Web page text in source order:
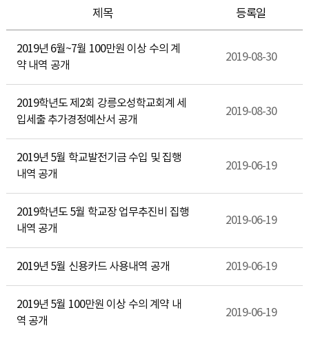
제목 등록일
2019년 6월~7월 100만원 이상 수의 계
약 내역 공개
2019-08-30
2019학년도 제2회 강릉오성학교회계 세
입세출 추가경정예산서 공개
2019-08-30
2019년 5월 학교발전기금 수입 및 집행
내역 공개
2019-06-19
2019학년도 5월 학교장 업무추진비 집행
내역 공개
2019-06-19
2019년 5월 신용카드 사용내역 공개 2019-06-19
2019년 5월 100만원 이상 수의 계약 내
역 공개
2019-06-19